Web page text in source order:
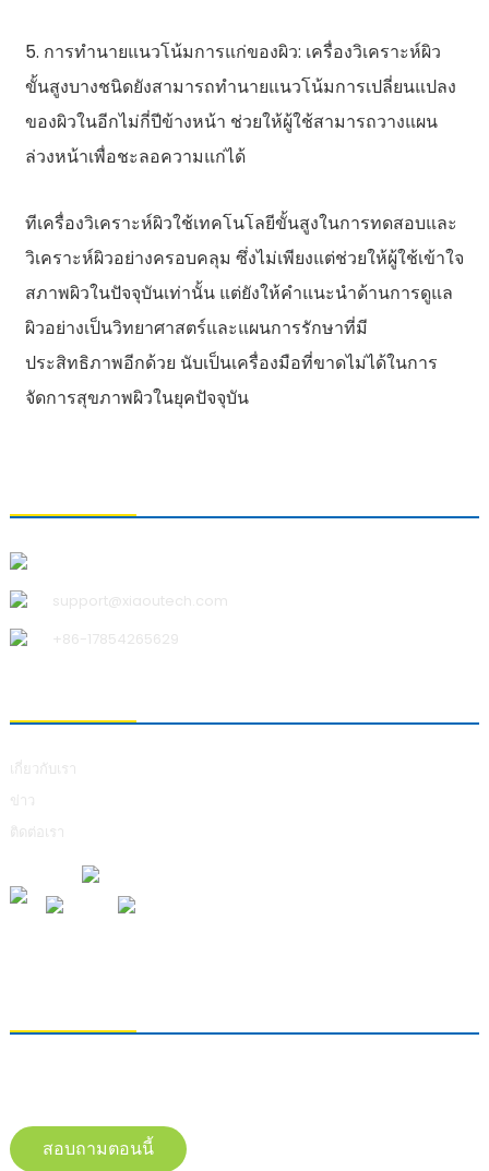
5. การทำนายแนวโน้มการแก่ของผิว: เครื่องวิเคราะห์ผิว
ขั้นสูงบางชนิดยังสามารถทำนายแนวโน้มการเปลี่ยนแปลง
ของผิวในอีกไม่กี่ปีข้างหน้า ช่วยให้ผู้ใช้สามารถวางแผน
ล่วงหน้าเพื่อชะลอความแก่ได้
ทีเครื่องวิเคราะห์ผิวใช้เทคโนโลยีขั้นสูงในการทดสอบและ
วิเคราะห์ผิวอย่างครอบคลุม ซึ่งไม่เพียงแต่ช่วยให้ผู้ใช้เข้าใจ
สภาพผิวในปัจจุบันเท่านั้น แต่ยังให้คำแนะนำด้านการดูแล
ผิวอย่างเป็นวิทยาศาสตร์และแผนการรักษาที่มี
ประสิทธิภาพอีกด้วย นับเป็นเครื่องมือที่ขาดไม่ได้ในการ
จัดการสุขภาพผิวในยุคปัจจุบัน
support@xiaoutech.com
+86-17854265629
เกี่ยวกับเรา
ข่าว
ติดต่อเรา
สอบถามตอนนี้